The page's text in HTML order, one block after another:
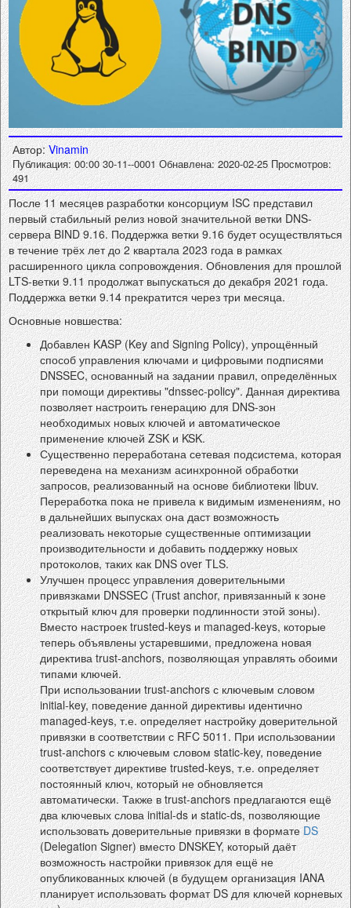
Автор:Vinamin
Публикация: 00:00 30-11--0001Обнавлена: 2020-02-25 Просмотров:
491
После 11 месяцев разработки консорциум ISC представил
первый стабильный релиз новой значительной ветки DNS-
сервера BIND 9.16. Поддержка ветки 9.16 будет осуществляться
в течение трёх лет до 2 квартала 2023 года в рамках
расширенного цикла сопровождения. Обновления для прошлой
LTS-ветки 9.11 продолжат выпускаться до декабря 2021 года.
Поддержка ветки 9.14 прекратится через три месяца.
Основные новшества:
Добавлен KASP (Key and Signing Policy), упрощённый
способ управления ключами и цифровыми подписями
DNSSEC, основанный на задании правил, определённых
при помощи директивы "dnssec-policy". Данная директива
позволяет настроить генерацию для DNS-зон
необходимых новых ключей и автоматическое
применение ключей ZSK и KSK.
Существенно переработана сетевая подсистема, которая
переведена на механизм асинхронной обработки
запросов, реализованный на основе библиотеки libuv.
Переработка пока не привела к видимым изменениям, но
в дальнейших выпусках она даст возможность
реализовать некоторые существенные оптимизации
производительности и добавить поддержку новых
протоколов, таких как DNS over TLS.
Улучшен процесс управления доверительными
привязками DNSSEC (Trust anchor, привязанный к зоне
открытый ключ для проверки подлинности этой зоны).
Вместо настроек trusted-keys и managed-keys, которые
теперь объявлены устаревшими, предложена новая
директива trust-anchors, позволяющая управлять обоими
типами ключей.
При использовании trust-anchors с ключевым словом
initial-key, поведение данной директивы идентично
managed-keys, т.е. определяет настройку доверительной
привязки в соответствии с RFC 5011. При использовании
trust-anchors с ключевым словом static-key, поведение
соответствует директиве trusted-keys, т.е. определяет
постоянный ключ, который не обновляется
автоматически. Также в trust-anchors предлагаются ещё
два ключевых слова initial-ds и static-ds, позволяющие
использовать доверительные привязки в форматеDS
(Delegation Signer) вместо DNSKEY, который даёт
возможность настройки привязок для ещё не
опубликованных ключей (в будущем организация IANA
планирует использовать формат DS для ключей корневых